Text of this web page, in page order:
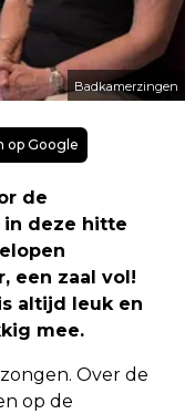
Badkamerzingen
op Google
de
in deze hitte
een zaal vol!
altijd leuk en
mee.
Over de
op de